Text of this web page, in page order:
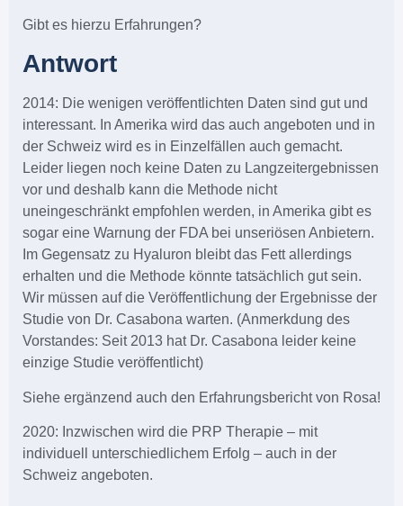
Gibt es hierzu Erfahrungen?
Antwort
2014: Die wenigen veröffentlichten Daten sind gut und
interessant. In Amerika wird das auch angeboten und in
der Schweiz wird es in Einzelfällen auch gemacht.
Leider liegen noch keine Daten zu Langzeitergebnissen
vor und deshalb kann die Methode nicht
uneingeschränkt empfohlen werden, in Amerika gibt es
sogar eine Warnung der FDA bei unseriösen Anbietern.
Im Gegensatz zu Hyaluron bleibt das Fett allerdings
erhalten und die Methode könnte tatsächlich gut sein.
Wir müssen auf die Veröffentlichung der Ergebnisse der
Studie von Dr. Casabona warten. (Anmerkdung des
Vorstandes: Seit 2013 hat Dr. Casabona leider keine
einzige Studie veröffentlicht)
Siehe ergänzend auch den Erfahrungsbericht von Rosa!
2020: Inzwischen wird die PRP Therapie – mit
individuell unterschiedlichem Erfolg – auch in der
Schweiz angeboten.